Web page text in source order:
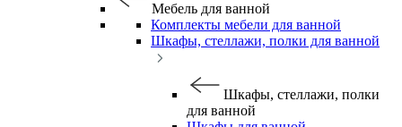
Мебель для ванной
Комплекты мебели для ванной
Шкафы, стеллажи, полки для ванной
Шкафы, стеллажи, полки
для ванной